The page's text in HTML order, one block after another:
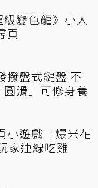
變色龍》小人
頁
撥盤式鍵盤 不
滑」可修身養
小遊戲「爆米花
家連線吃雞